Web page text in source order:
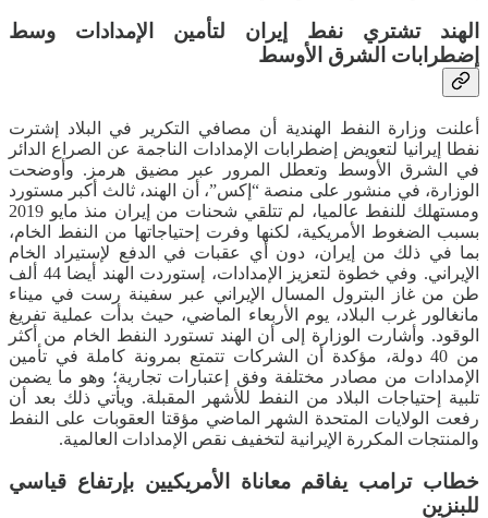
الهند تشتري نفط إيران لتأمين الإمدادات وسط
إضطرابات الشرق الأوسط
أعلنت وزارة النفط الهندية أن مصافي التكرير في البلاد إشترت
نفطا إيرانيا لتعويض إضطرابات الإمدادات الناجمة عن الصراع الدائر
في الشرق الأوسط وتعطل المرور عبر مضيق هرمز. وأوضحت
الوزارة، في منشور على منصة “إكس”، أن الهند، ثالث أكبر مستورد
ومستهلك للنفط عالميا، لم تتلقي شحنات من إيران منذ مايو 2019
بسبب الضغوط الأمريكية، لكنها وفرت إحتياجاتها من النفط الخام،
بما في ذلك من إيران، دون أي عقبات في الدفع لإستيراد الخام
الإيراني. وفي خطوة لتعزيز الإمدادات، إستوردت الهند أيضا 44 ألف
طن من غاز البترول المسال الإيراني عبر سفينة رست في ميناء
مانغالور غرب البلاد، يوم الأربعاء الماضي، حيث بدأت عملية تفريغ
الوقود. وأشارت الوزارة إلى أن الهند تستورد النفط الخام من أكثر
من 40 دولة، مؤكدة أن الشركات تتمتع بمرونة كاملة في تأمين
الإمدادات من مصادر مختلفة وفق إعتبارات تجارية؛ وهو ما يضمن
تلبية إحتياجات البلاد من النفط للأشهر المقبلة. ويأتي ذلك بعد أن
رفعت الولايات المتحدة الشهر الماضي مؤقتا العقوبات على النفط
والمنتجات المكررة الإيرانية لتخفيف نقص الإمدادات العالمية.
خطاب ترامب يفاقم معاناة الأمريكيين بإرتفاع قياسي
للبنزين